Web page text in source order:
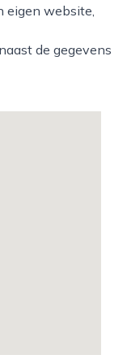
eigen website,
de gegevens